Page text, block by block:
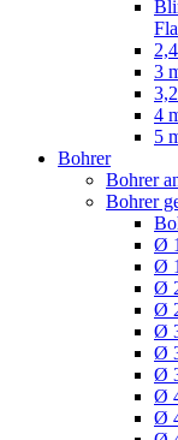
3
4
5
Bohrer
Bohrer
Bohrer
Ø
Ø
Ø
Ø
Ø
Ø
Ø
Ø
Ø